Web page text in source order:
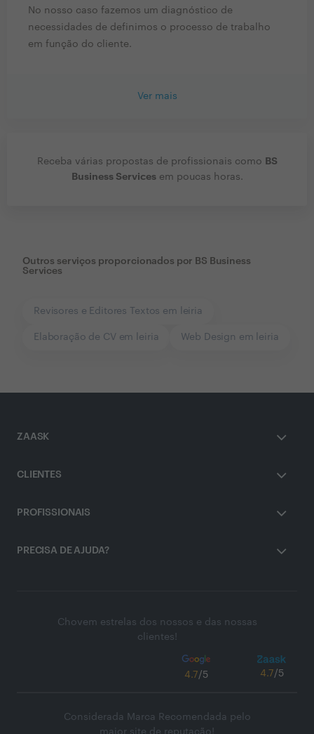
No nosso caso fazemos um diagnóstico de
necessidades de definimos o processo de trabalho
em função do cliente.
Ver mais
Receba várias propostas de profissionais como BS
Business Servicesem poucas horas.
Outros serviços proporcionados por BS Business
Services
Revisores e Editores Textos em leiria
Elaboração de CV em leiria Web Design em leiria
ZAASK
CLIENTES
PROFISSIONAIS
PRECISA DE AJUDA?
Chovem estrelas dos nossos e das nossas
clientes!
4.7/5 4.7/5
Considerada Marca Recomendada pelo